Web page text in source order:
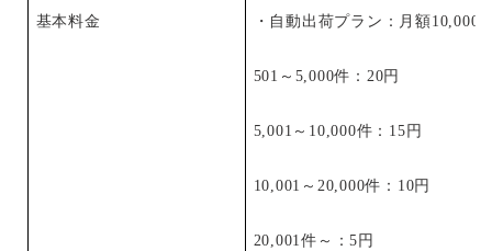
基本料金 ・自動出荷プラン：月額10,000
501～5,000件：20円
5,001～10,000件：15円
10,001～20,000件：10円
20,001件～：5円